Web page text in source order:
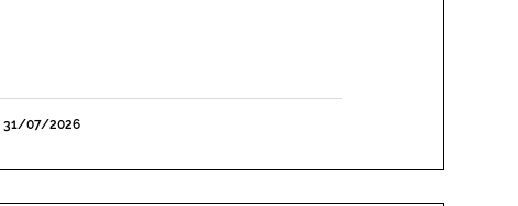
31/07/2026